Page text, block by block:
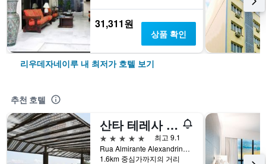
31,311원
상품 확인
리우데자네이루 내 최저가 호텔 보기
추천 호텔
산타 테레사 호텔 리우 데 자네이루 - 엠갤러리 컬렉션
5성급
최고 9.1
Rua Almirante Alexandrino 660, 리우데자네이루, 브라질
1.6km 중심가까지의 거리